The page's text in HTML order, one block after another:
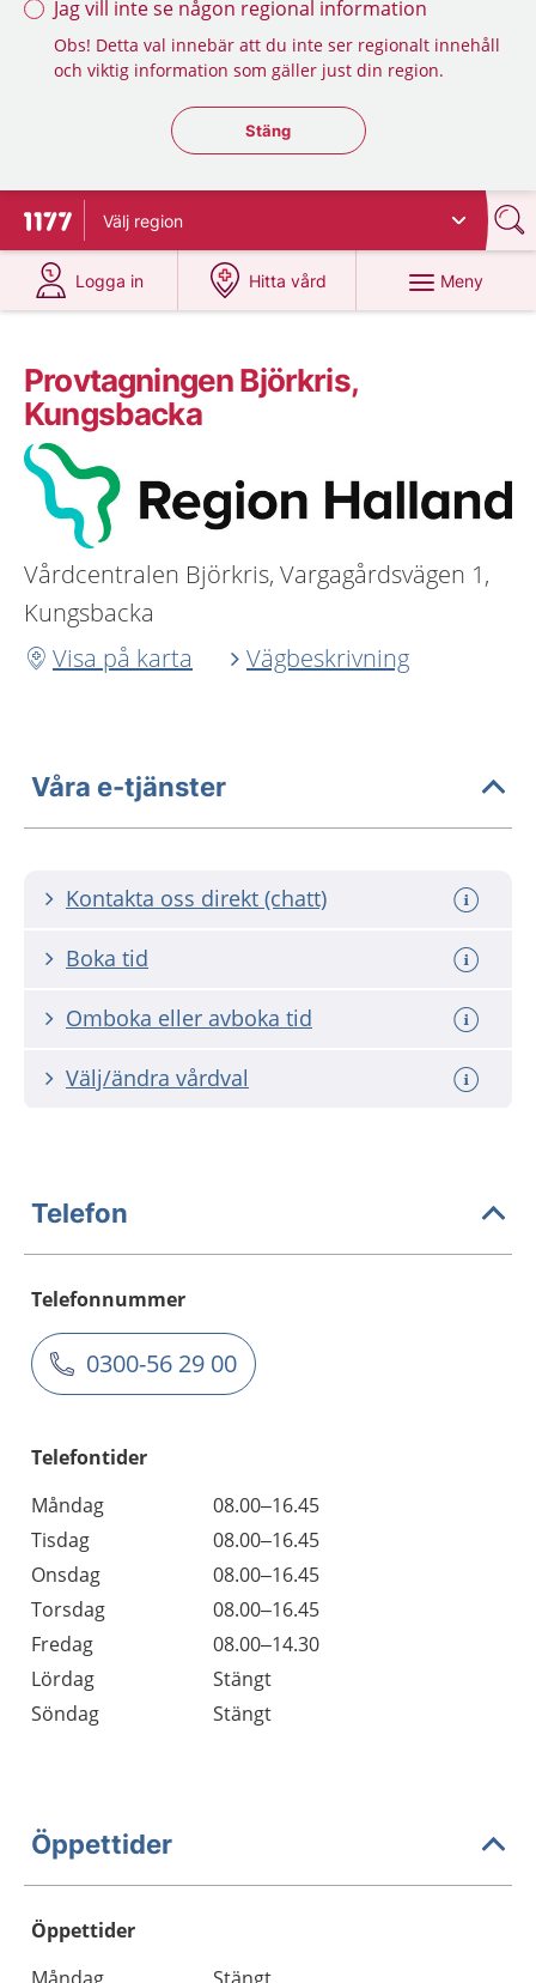
Jag vill inte se någon regional information
Obs! Detta val innebär att du inte ser regionalt innehåll
och viktig information som gäller just din region.
Stäng regionsväljaren
Stäng
Till startsidan för 1177
Välj region
Logga in
på 1177.se
Hitta vård
på 1177.se
Meny
Provtagningen Björkris,
Kungsbacka
Vårdcentralen Björkris, Vargagårdsvägen 1,
Kungsbacka
Visa på karta
Vägbeskrivning
Våra e-tjänster
Kontakta oss direkt (chatt)
Boka tid
Omboka eller avboka tid
Välj/ändra vårdval
Telefon
Telefonnummer
0300-56 29 00
Telefontider
Måndag
08.00–16.45
Tisdag
08.00–16.45
Onsdag
08.00–16.45
Torsdag
08.00–16.45
Fredag
08.00–14.30
Lördag
Stängt
Söndag
Stängt
Öppettider
Öppettider
Dag